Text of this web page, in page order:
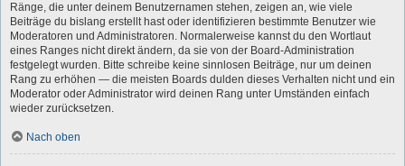
Ränge, die unter deinem Benutzernamen stehen, zeigen an, wie viele
Beiträge du bislang erstellt hast oder identifizieren bestimmte Benutzer wie
Moderatoren und Administratoren. Normalerweise kannst du den Wortlaut
eines Ranges nicht direkt ändern, da sie von der Board-Administration
festgelegt wurden. Bitte schreibe keine sinnlosen Beiträge, nur um deinen
Rang zu erhöhen — die meisten Boards dulden dieses Verhalten nicht und ein
Moderator oder Administrator wird deinen Rang unter Umständen einfach
wieder zurücksetzen.
Nach oben